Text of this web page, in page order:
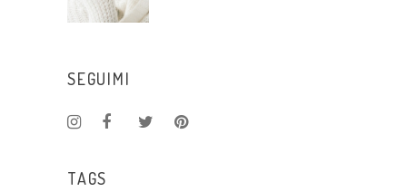
SEGUIMI
TAGS